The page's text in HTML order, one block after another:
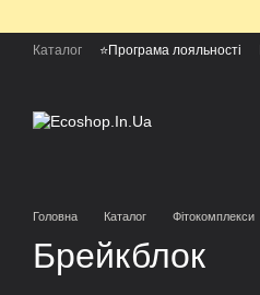
Каталог ⭐Програма лояльності
Головна Каталог Фітокомплекси
Брейкблок